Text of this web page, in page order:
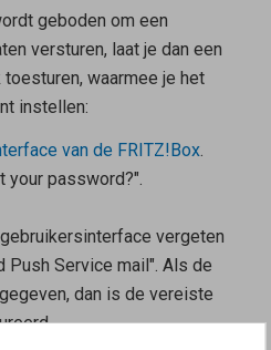
geboden om een
versturen, laat je dan een
waarmee je het
instellen:
van de FRITZ!Box.
your password?".
vergeten
Push Service mail". Als de
dan is de vereiste